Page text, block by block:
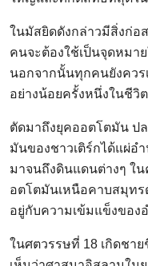
ในมัสยิดดังกล่าวมีสิ่งก่
คนจะต้องใช้เป็นจุดหมา
นอกจากนั้นทุกคนยังควร
อย่างน้อยครั้งหนึ่งในชีวิต
ตัดมาถึงยุคออตโตมัน ป
มันของชาวเติร์กได้แผ่อ
มาจนถึงดินแดนต่างๆ ใ
อตโตมันเหนือคาบสมุทร
อยู่กับความเข้มแข็งของ
ในศตวรรษที่ 18 เกิดชา